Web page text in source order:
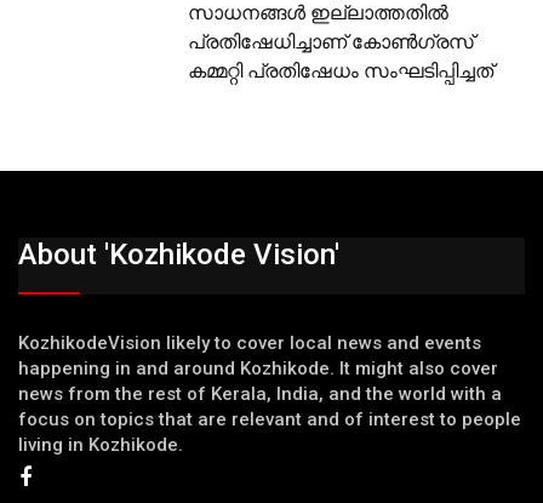
സാധനങ്ങള്‍ ഇല്ലാത്തതില്‍
പ്രതിഷേധിച്ചാണ് കോണ്‍ഗ്രസ്
കമ്മറ്റി പ്രതിഷേധം സംഘടിപ്പിച്ചത്
About 'Kozhikode Vision'
KozhikodeVision likely to cover local news and events
happening in and around Kozhikode. It might also cover
news from the rest of Kerala, India, and the world with a
focus on topics that are relevant and of interest to people
living in Kozhikode.